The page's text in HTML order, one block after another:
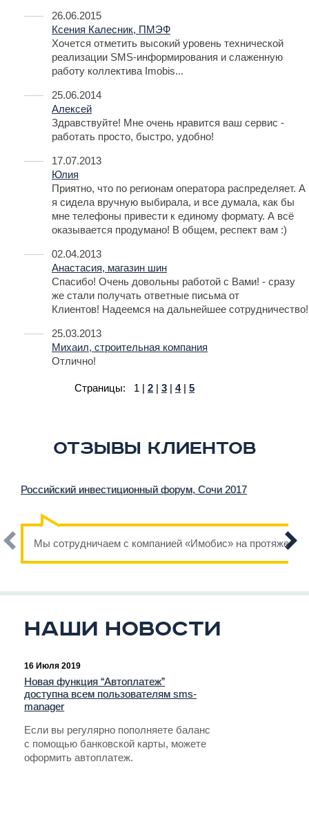
26.06.2015
Ксения Калесник, ПМЭФ
Хочется отметить высокий уровень технической
реализации SMS-информирования и слаженную
работу коллектива Imobis...
25.06.2014
Алексей
Здравствуйте! Мне очень нравится ваш сервис -
работать просто, быстро, удобно!
17.07.2013
Юлия
Приятно, что по регионам оператора распределяет. А
я сидела вручную выбирала, и все думала, как бы
мне телефоны привести к единому формату. А всё
оказывается продумано! В общем, респект вам :)
02.04.2013
Анастасия, магазин шин
Спасибо! Очень довольны работой с Вами! - сразу
же стали получать ответные письма от
Клиентов! Надеемся на дальнейшее сотрудничество!
25.03.2013
Михаил, строительная компания
Отлично!
Страницы: 1 | 2 | 3 | 4| 5
Отзывы клиентов
Российский инвестиционный форум, Сочи 2017
Мы сотрудничаем с компанией «Имобис» на
Наши новости
16 Июля 2019
Новая функция “Автоплатеж”
доступна всем пользователям sms-
manager
Если вы регулярно пополняете баланс
с помощью банковской карты, можете
оформить автоплатеж.